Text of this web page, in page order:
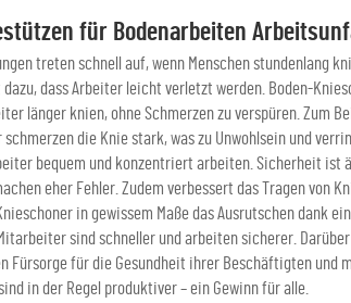
für Bodenarbeiten
treten schnell auf, wenn Menschen stundenlang
dass Arbeiter leicht verletzt werden. Boden-
länger knien, ohne Schmerzen zu verspüren. Zum
schmerzen die Knie stark, was zu Unwohlsein und
bequem und konzentriert arbeiten. Sicherheit
eher Fehler. Zudem verbessert das Tragen von
in gewissem Maße das Ausrutschen dank
sind schneller und arbeiten sicherer.
Fürsorge für die Gesundheit ihrer Beschäftigten
in der Regel produktiver – ein Gewinn für alle.